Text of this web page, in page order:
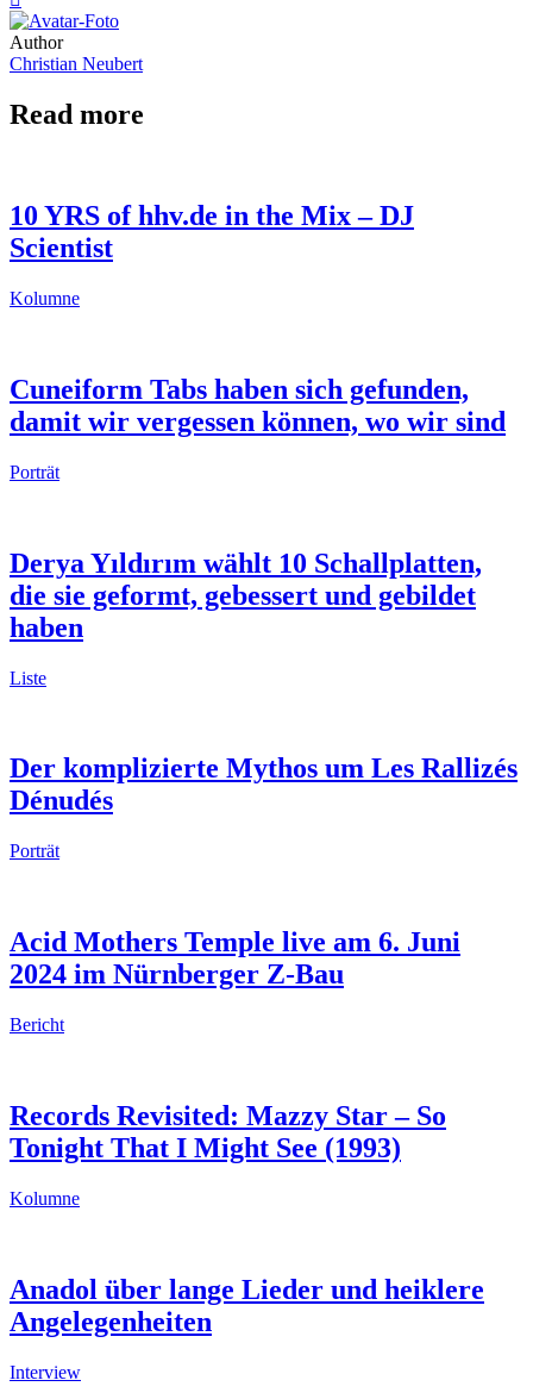
Author
Christian Neubert
Read more
10 YRS of hhv.de in the Mix – DJ
Scientist
Kolumne
Cuneiform Tabs haben sich gefunden,
damit wir vergessen können, wo wir sind
Porträt
Derya Yıldırım wählt 10 Schallplatten,
die sie geformt, gebessert und gebildet
haben
Liste
Der komplizierte Mythos um Les Rallizés
Dénudés
Porträt
Acid Mothers Temple live am 6. Juni
2024 im Nürnberger Z-Bau
Bericht
Records Revisited: Mazzy Star – So
Tonight That I Might See (1993)
Kolumne
Anadol über lange Lieder und heiklere
Angelegenheiten
Interview